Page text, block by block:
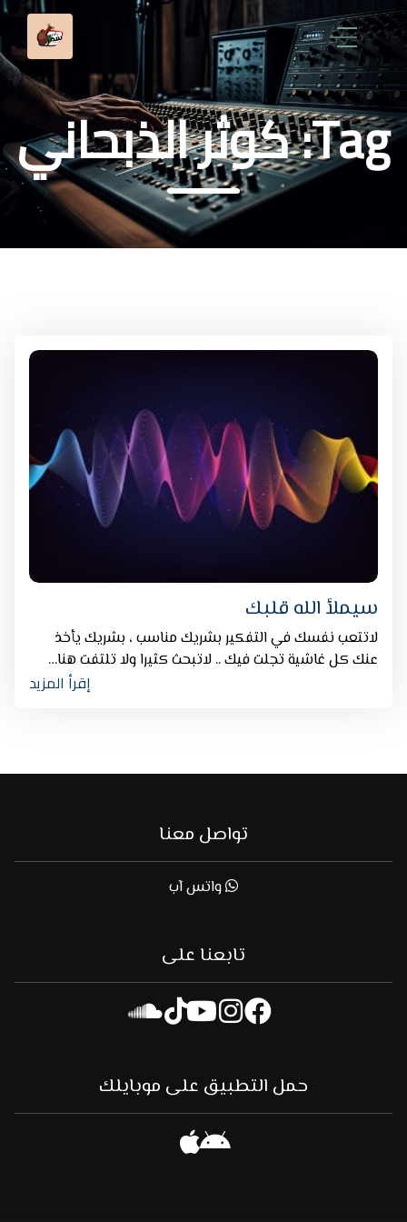
Tag: كوثر الذبحاني
سيملأ الله قلبك
لاتتعب نفسك في التفكير بشريك مناسب ، بشريك يأخذ
عنك كل غاشية تجلت فيك .. لاتبحث كثيرا ولا تلتفت هنا…
إقرأ المزيد
تواصل معنا
واتس آب
تابعنا على
حمل التطبيق على موبايلك